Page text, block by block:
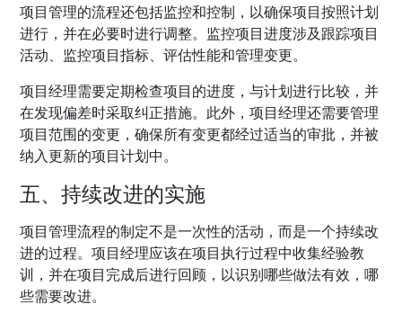
项目管理的流程还包括监控和控制，以确保项目按照计划
进行，并在必要时进行调整。监控项目进度涉及跟踪项目
活动、监控项目指标、评估性能和管理变更。
项目经理需要定期检查项目的进度，与计划进行比较，并
在发现偏差时采取纠正措施。此外，项目经理还需要管理
项目范围的变更，确保所有变更都经过适当的审批，并被
纳入更新的项目计划中。
五、持续改进的实施
项目管理流程的制定不是一次性的活动，而是一个持续改
进的过程。项目经理应该在项目执行过程中收集经验教
训，并在项目完成后进行回顾，以识别哪些做法有效，哪
些需要改进。